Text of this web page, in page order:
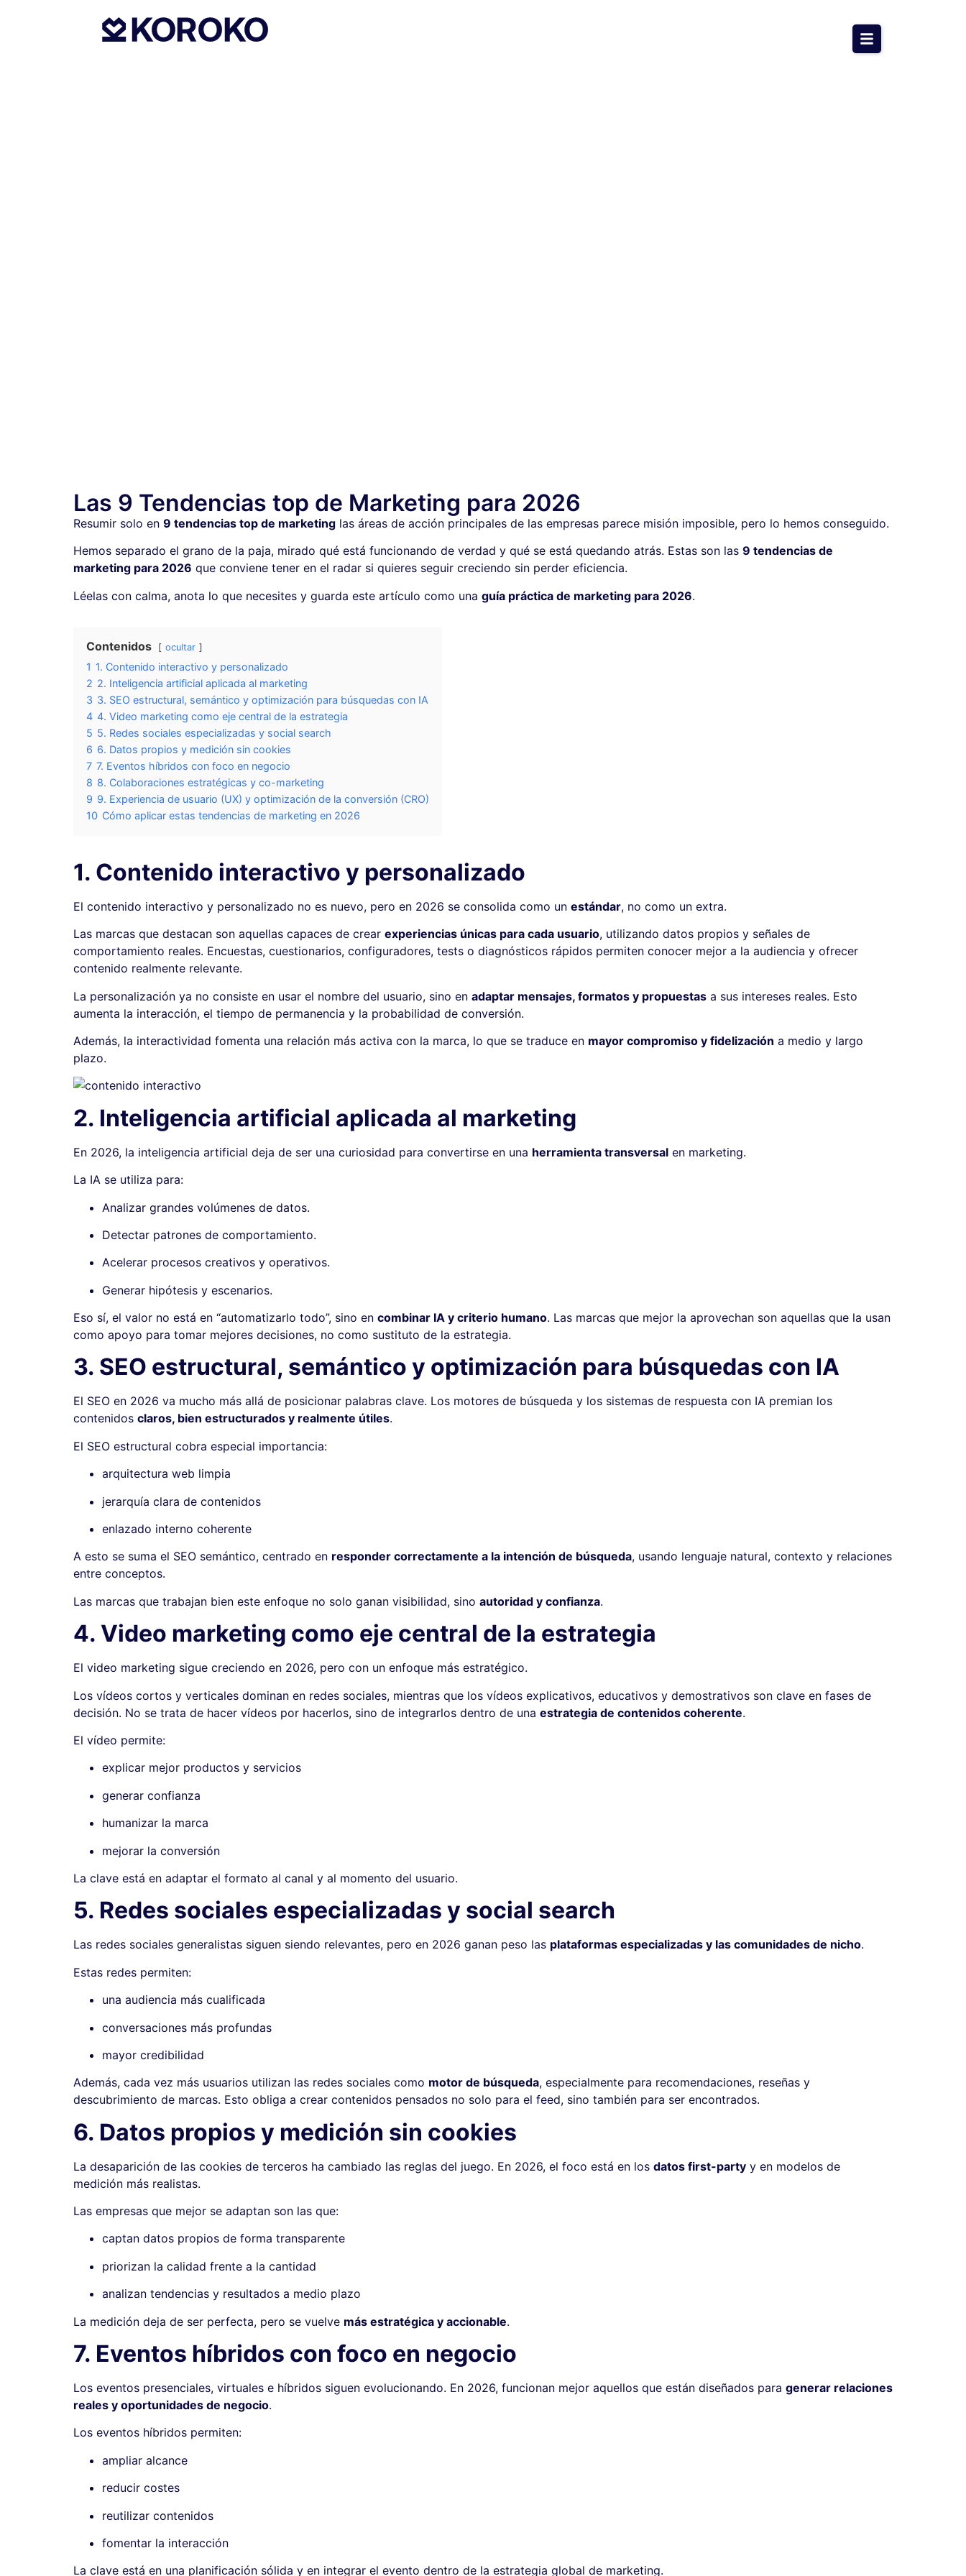
Las 9 Tendencias top de Marketing para 2026
Resumir solo en 9 tendencias top de marketing las áreas de acción principales de las empresas parece misión imposible, pero lo hemos conseguido.
Hemos separado el grano de la paja, mirado qué está funcionando de verdad y qué se está quedando atrás. Estas son las 9 tendencias de
marketing para 2026 que conviene tener en el radar si quieres seguir creciendo sin perder eficiencia.
Léelas con calma, anota lo que necesites y guarda este artículo como una guía práctica de marketing para 2026.
Contenidos ocultar
1 1. Contenido interactivo y personalizado
2 2. Inteligencia artificial aplicada al marketing
3 3. SEO estructural, semántico y optimización para búsquedas con IA
4 4. Video marketing como eje central de la estrategia
5 5. Redes sociales especializadas y social search
6 6. Datos propios y medición sin cookies
7 7. Eventos híbridos con foco en negocio
8 8. Colaboraciones estratégicas y co-marketing
9 9. Experiencia de usuario (UX) y optimización de la conversión (CRO)
10 Cómo aplicar estas tendencias de marketing en 2026
1. Contenido interactivo y personalizado
El contenido interactivo y personalizado no es nuevo, pero en 2026 se consolida como un estándar, no como un extra.
Las marcas que destacan son aquellas capaces de crear experiencias únicas para cada usuario, utilizando datos propios y señales de
comportamiento reales. Encuestas, cuestionarios, configuradores, tests o diagnósticos rápidos permiten conocer mejor a la audiencia y ofrecer
contenido realmente relevante.
La personalización ya no consiste en usar el nombre del usuario, sino en adaptar mensajes, formatos y propuestas a sus intereses reales. Esto
aumenta la interacción, el tiempo de permanencia y la probabilidad de conversión.
Además, la interactividad fomenta una relación más activa con la marca, lo que se traduce en mayor compromiso y fidelización a medio y largo
plazo.
2. Inteligencia artificial aplicada al marketing
En 2026, la inteligencia artificial deja de ser una curiosidad para convertirse en una herramienta transversal en marketing.
La IA se utiliza para:
Analizar grandes volúmenes de datos.
Detectar patrones de comportamiento.
Acelerar procesos creativos y operativos.
Generar hipótesis y escenarios.
Eso sí, el valor no está en “automatizarlo todo”, sino en combinar IA y criterio humano. Las marcas que mejor la aprovechan son aquellas que la usan
como apoyo para tomar mejores decisiones, no como sustituto de la estrategia.
3. SEO estructural, semántico y optimización para búsquedas con IA
El SEO en 2026 va mucho más allá de posicionar palabras clave. Los motores de búsqueda y los sistemas de respuesta con IA premian los
contenidos claros, bien estructurados y realmente útiles.
El SEO estructural cobra especial importancia:
arquitectura web limpia
jerarquía clara de contenidos
enlazado interno coherente
A esto se suma el SEO semántico, centrado en responder correctamente a la intención de búsqueda, usando lenguaje natural, contexto y relaciones
entre conceptos.
Las marcas que trabajan bien este enfoque no solo ganan visibilidad, sino autoridad y confianza.
4. Video marketing como eje central de la estrategia
El video marketing sigue creciendo en 2026, pero con un enfoque más estratégico.
Los vídeos cortos y verticales dominan en redes sociales, mientras que los vídeos explicativos, educativos y demostrativos son clave en fases de
decisión. No se trata de hacer vídeos por hacerlos, sino de integrarlos dentro de una estrategia de contenidos coherente.
El vídeo permite:
explicar mejor productos y servicios
generar confianza
humanizar la marca
mejorar la conversión
La clave está en adaptar el formato al canal y al momento del usuario.
5. Redes sociales especializadas y social search
Las redes sociales generalistas siguen siendo relevantes, pero en 2026 ganan peso las plataformas especializadas y las comunidades de nicho.
Estas redes permiten:
una audiencia más cualificada
conversaciones más profundas
mayor credibilidad
Además, cada vez más usuarios utilizan las redes sociales como motor de búsqueda, especialmente para recomendaciones, reseñas y
descubrimiento de marcas. Esto obliga a crear contenidos pensados no solo para el feed, sino también para ser encontrados.
6. Datos propios y medición sin cookies
La desaparición de las cookies de terceros ha cambiado las reglas del juego. En 2026, el foco está en los datos first-party y en modelos de
medición más realistas.
Las empresas que mejor se adaptan son las que:
captan datos propios de forma transparente
priorizan la calidad frente a la cantidad
analizan tendencias y resultados a medio plazo
La medición deja de ser perfecta, pero se vuelve más estratégica y accionable.
7. Eventos híbridos con foco en negocio
Los eventos presenciales, virtuales e híbridos siguen evolucionando. En 2026, funcionan mejor aquellos que están diseñados para generar relaciones
reales y oportunidades de negocio.
Los eventos híbridos permiten:
ampliar alcance
reducir costes
reutilizar contenidos
fomentar la interacción
La clave está en una planificación sólida y en integrar el evento dentro de la estrategia global de marketing.